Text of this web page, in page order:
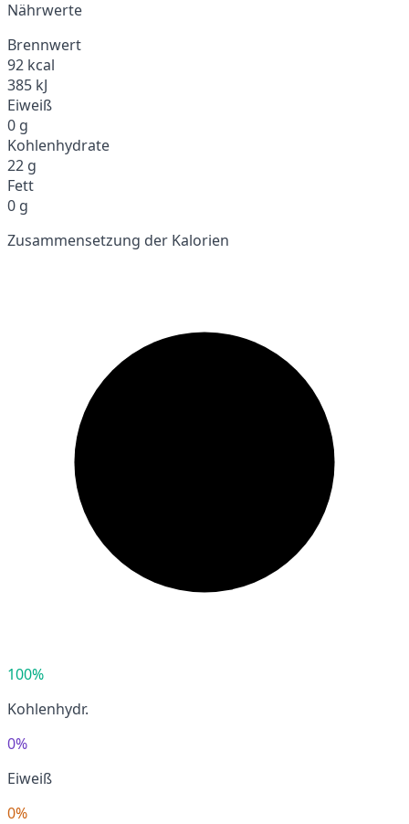
Nährwerte
Brennwert
92 kcal
385 kJ
Eiweiß
0 g
Kohlenhydrate
22 g
Fett
0 g
Zusammensetzung der Kalorien
100%
Kohlenhydr.
0%
Eiweiß
0%